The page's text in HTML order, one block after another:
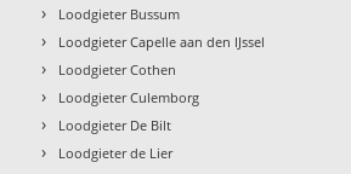
› Loodgieter Bussum
› Loodgieter Capelle aan den IJssel
› Loodgieter Cothen
› Loodgieter Culemborg
› Loodgieter De Bilt
› Loodgieter de Lier